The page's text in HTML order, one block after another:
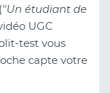
"Un étudiant de
UGC
test vous
capte votre